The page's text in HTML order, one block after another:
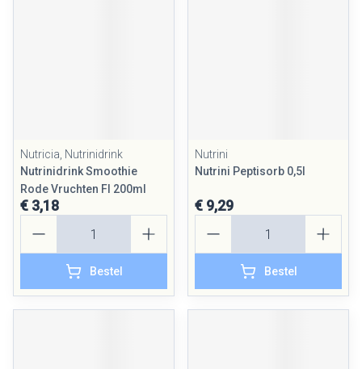
Nutricia, Nutrinidrink
Nutrinidrink Smoothie
Rode Vruchten Fl 200ml
€ 3,18
Bestel
Nutrini
Nutrini Peptisorb 0,5l
€ 9,29
Bestel